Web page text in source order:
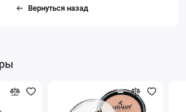
Вернуться назад